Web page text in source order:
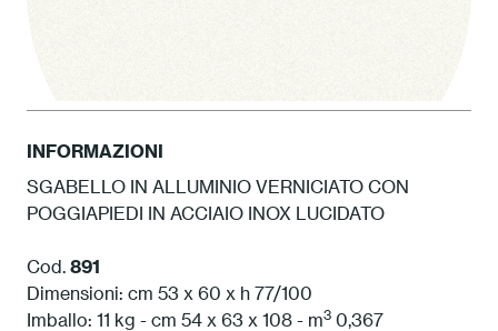
INFORMAZIONI
SGABELLO IN ALLUMINIO VERNICIATO CON
POGGIAPIEDI IN ACCIAIO INOX LUCIDATO
Cod. 891
Dimensioni: cm 53 x 60 x h 77/100
Imballo: 11 kg - cm 54 x 63 x 108 - m3 0,367